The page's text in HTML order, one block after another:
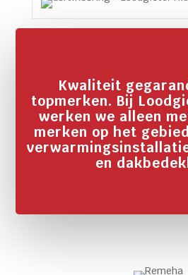
Kwaliteit
topmerken. Bij
werken we alleen
merken op het
en